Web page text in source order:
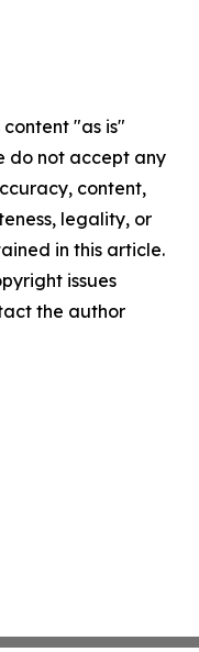
content "as is"
do not accept any
content,
legality, or
in this article.
issues
the author